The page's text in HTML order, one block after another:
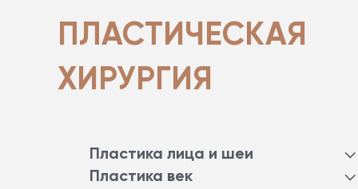
ПЛАСТИЧЕСКАЯ
ХИРУРГИЯ
Пластика лица и шеи
SMAS ПЛАСТИКА
Пластика век